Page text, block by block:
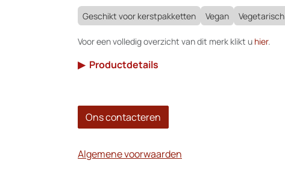
Geschikt voor kerstpakketten Vegan Vegetarisch
Voor een volledig overzicht van dit merk klikt u hier.
▶ Productdetails
Ons contacteren
Algemene voorwaarden